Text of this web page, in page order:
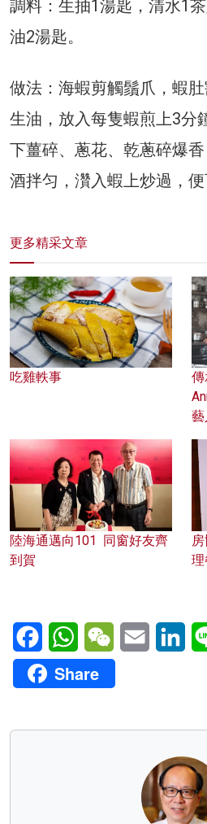
調料：生抽1湯匙，清水1
油2湯匙。
做法：海蝦剪觸鬚爪，蝦
生油，放入每隻蝦煎上3分
下薑碎、蔥花、乾蔥碎爆
酒拌匀，灒入蝦上炒過，便
更多精采文章
吃雞軼事
陸海通邁向101 同窗好友齊
到賀
FacebookWhatsAppWeChatEmail
Share